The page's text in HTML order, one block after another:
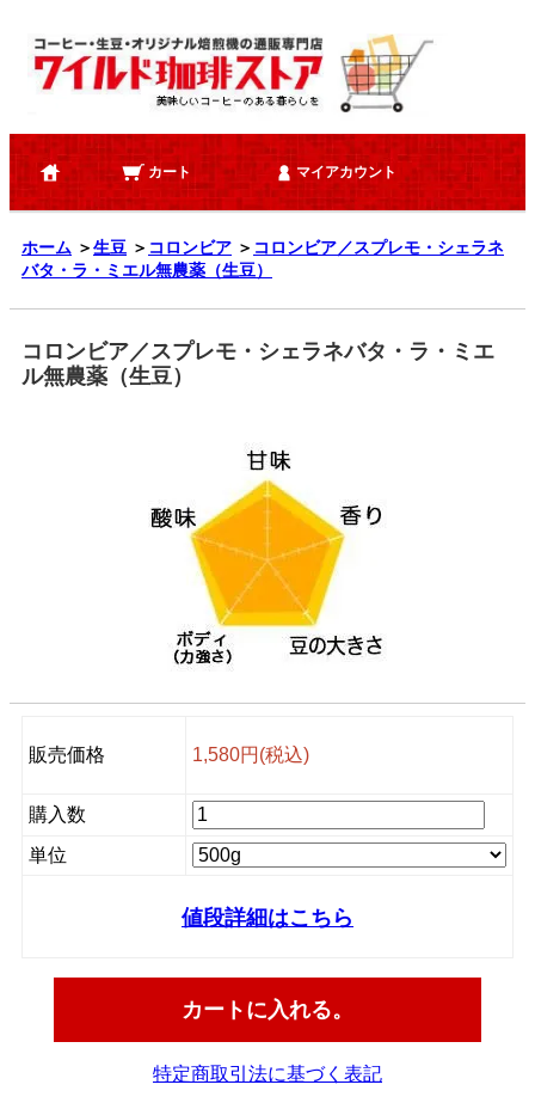
カート マイアカウント
ホーム ＞生豆 ＞ コロンビア ＞ コロンビア／スプレモ・シェラネ
バタ・ラ・ミエル無農薬（生豆）
コロンビア／スプレモ・シェラネバタ・ラ・ミエ
ル無農薬（生豆）
販売価格 1,580円(税込)
購入数
単位
値段詳細はこちら
特定商取引法に基づく表記